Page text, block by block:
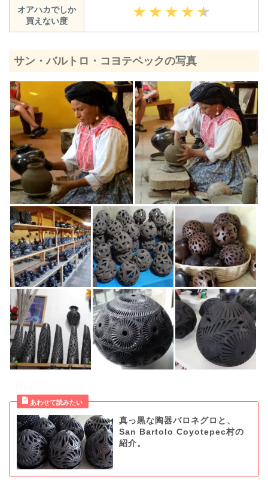
オアハカでしか
買えない度
サン・バルトロ・コヨテペックの写真
真っ黒な陶器バロネグロと、
San Bartolo Coyotepec村の
紹介。